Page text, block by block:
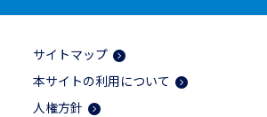
サイトマップ
本サイトの利用について
人権方針